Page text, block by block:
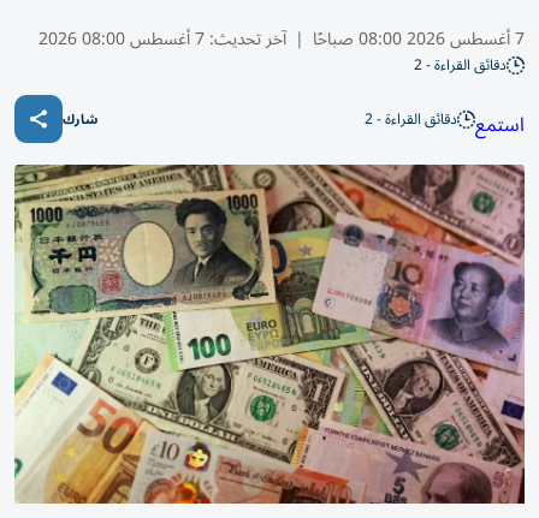
7 أغسطس 2026 08:00 صباحًا | آخر تحديث:7 أغسطس 08:00 2026
دقائق القراءة - 2
استمع دقائق القراءة - 2 شارك